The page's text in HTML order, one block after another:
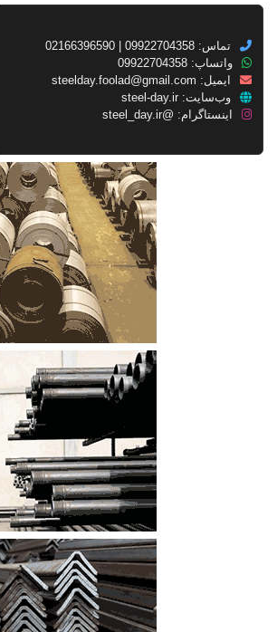
تماس: 09922704358 | 02166396590
واتساپ: 09922704358
ایمیل: steelday.foolad@gmail.com
وب‌سایت: steel-day.ir
اینستاگرام: @steel_day.ir